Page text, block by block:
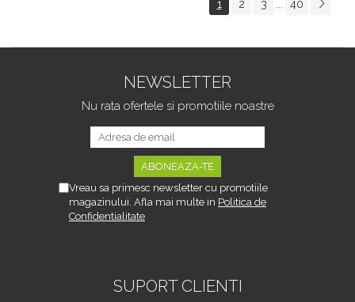
sau Portbagajului,
1 2 3 ... 40
NEWSLETTER
Nu rata ofertele si promotiile noastre
Vreau sa primesc newsletter cu promotiile
magazinului. Afla mai multe in Politica de
Confidentialitate
SUPORT CLIENTI